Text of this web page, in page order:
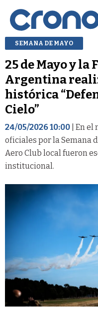
SEMANA DE MAYO
25 de Mayo y la
Argentina
histórica
Cielo”
24/05/2026 10:00 | En
oficiales por la Semana
Aero Club local fueron
institucional.